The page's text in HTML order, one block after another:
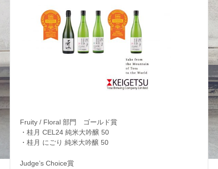
Fruity / Floral 部門 ゴールド賞
・桂月 CEL24 純米大吟醸 50
・桂月 にごり 純米大吟醸 50
Judge’s Choice賞